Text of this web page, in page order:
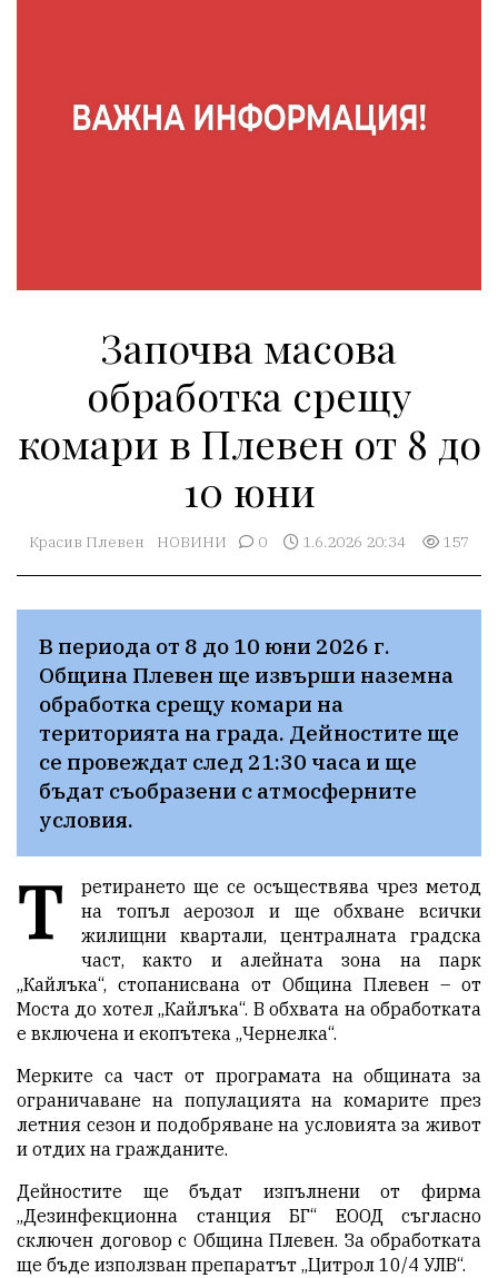
Започва масова
обработка срещу
комари в Плевен от 8 до
10 юни
Красив Плевен НОВИНИ 0 1.6.2026 20:34 157
В периода от 8 до 10 юни 2026 г.
Община Плевен ще извърши наземна
обработка срещу комари на
територията на града. Дейностите ще
се провеждат след 21:30 часа и ще
бъдат съобразени с атмосферните
условия.
Т
ретирането ще се осъществява чрез метод
на топъл аерозол и ще обхване всички
жилищни квартали, централната градска
част, както и алейната зона на парк
„Кайлъка“, стопанисвана от Община Плевен – от
Моста до хотел „Кайлъка“. В обхвата на обработката
е включена и екопътека „Чернелка“.
Мерките са част от програмата на общината за
ограничаване на популацията на комарите през
летния сезон и подобряване на условията за живот
и отдих на гражданите.
Дейностите ще бъдат изпълнени от фирма
„Дезинфекционна станция БГ“ ЕООД съгласно
сключен договор с Община Плевен. За обработката
ще бъде използван препаратът „Цитрол 10/4 УЛВ“.